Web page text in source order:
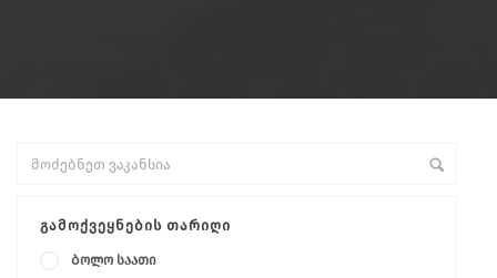
ᲒᲐᲛᲝᲥᲕᲔᲧᲜᲔᲑᲘᲡ ᲗᲐᲠᲘᲦᲘ
Ბოლო საათი